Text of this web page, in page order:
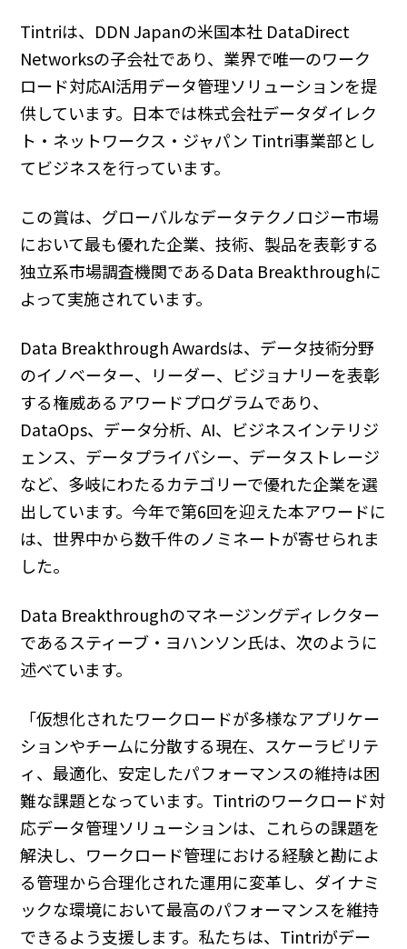
Tintriは、DDN Japanの米国本社 DataDirect
Networksの子会社であり、業界で唯一のワーク
ロード対応AI活用データ管理ソリューションを提
供しています。日本では株式会社データダイレク
ト・ネットワークス・ジャパン Tintri事業部とし
てビジネスを行っています。
この賞は、グローバルなデータテクノロジー市場
において最も優れた企業、技術、製品を表彰する
独立系市場調査機関であるData Breakthroughに
よって実施されています。
Data Breakthrough Awardsは、データ技術分野
のイノベーター、リーダー、ビジョナリーを表彰
する権威あるアワードプログラムであり、
DataOps、データ分析、AI、ビジネスインテリジ
ェンス、データプライバシー、データストレージ
など、多岐にわたるカテゴリーで優れた企業を選
出しています。今年で第6回を迎えた本アワードに
は、世界中から数千件のノミネートが寄せられま
した。
Data Breakthroughのマネージングディレクター
であるスティーブ・ヨハンソン氏は、次のように
述べています。
「仮想化されたワークロードが多様なアプリケー
ションやチームに分散する現在、スケーラビリテ
ィ、最適化、安定したパフォーマンスの維持は困
難な課題となっています。Tintriのワークロード対
応データ管理ソリューションは、これらの課題を
解決し、ワークロード管理における経験と勘によ
る管理から合理化された運用に変革し、ダイナミ
ックな環境において最高のパフォーマンスを維持
できるよう支援します。私たちは、Tintriがデー